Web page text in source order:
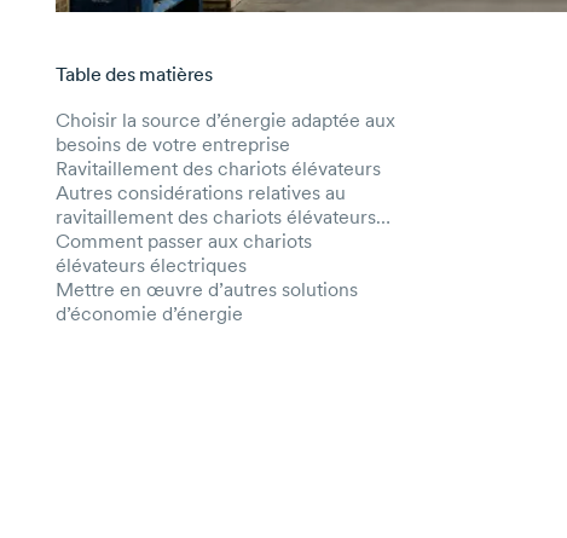
Aller au contenu principal
Table des matières
Choisir la source d’énergie adaptée aux
besoins de votre entreprise
Ravitaillement des chariots élévateurs
Autres considérations relatives au
ravitaillement des chariots élévateurs
électriques
Comment passer aux chariots
élévateurs électriques
Mettre en œuvre d’autres solutions
d’économie d’énergie